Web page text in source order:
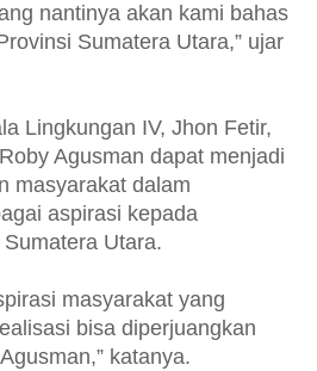
nantinya akan kami bahas
Sumatera Utara,” ujar
Lingkungan IV, Jhon Fetir,
Agusman dapat menjadi
masyarakat dalam
aspirasi kepada
Utara.
masyarakat yang
bisa diperjuangkan
katanya.